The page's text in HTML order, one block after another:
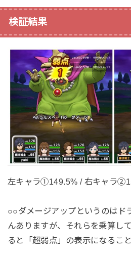
検証結果
左キャラ①149.5% / 右キャラ
○○ダメージアップというのはド
んありますが、それらを乗算し
ると「超弱点」の表示になるこ